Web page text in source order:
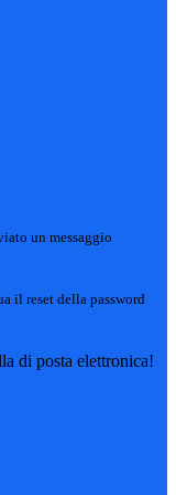
un messaggio
il reset della password
di posta elettronica!